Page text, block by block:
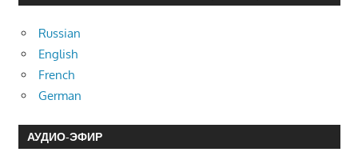
Russian
English
French
German
АУДИО-ЭФИР